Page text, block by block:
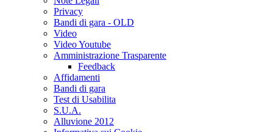
Privacy
Bandi di gara - OLD
Video
Video Youtube
Amministrazione Trasparente
Feedback
Affidamenti
Bandi di gara
Test di Usabilita
S.U.A.
Alluvione 2012